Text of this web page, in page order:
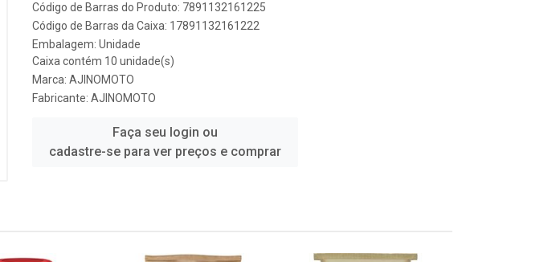
Código de Barras do Produto: 7891132161225
Código de Barras da Caixa: 17891132161222
Embalagem: Unidade
Caixa contém 10 unidade(s)
Marca: AJINOMOTO
Fabricante: AJINOMOTO
Faça seu login ou
cadastre-se para ver preços e comprar